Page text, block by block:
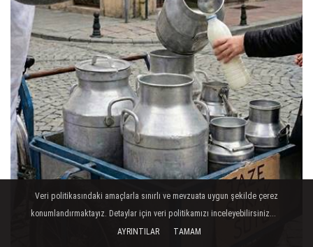
Veri politikasındaki amaçlarla sınırlı ve mevzuata uygun şekilde çerez
konumlandırmaktayız. Detaylar için veri politikamızı inceleyebilirsiniz...
AYRINTILAR
TAMAM